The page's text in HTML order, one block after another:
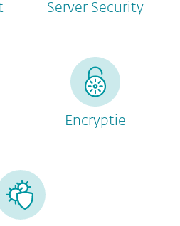
Server Security
Encryptie